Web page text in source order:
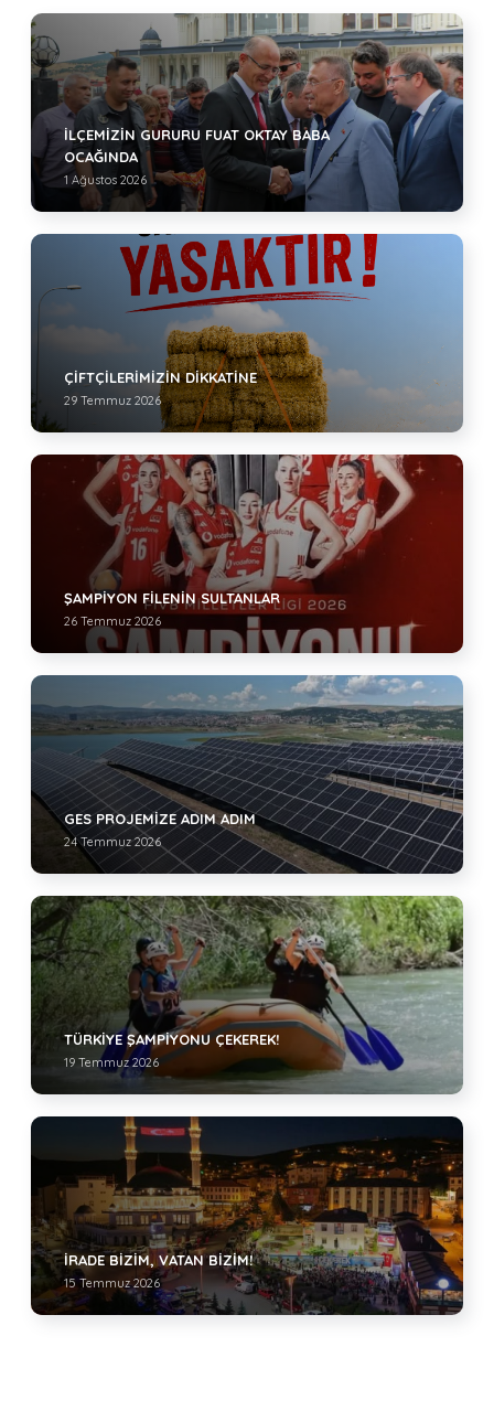
İLÇEMİZİN GURURU FUAT OKTAY BABA
OCAĞINDA
1 Ağustos 2026
ÇİFTÇİLERİMİZİN DİKKATİNE
29 Temmuz 2026
ŞAMPİYON FİLENİN SULTANLAR
26 Temmuz 2026
GES PROJEMİZE ADIM ADIM
24 Temmuz 2026
TÜRKIYE ŞAMPIYONU ÇEKEREK!
19 Temmuz 2026
İRADE BIZIM, VATAN BIZIM!
15 Temmuz 2026